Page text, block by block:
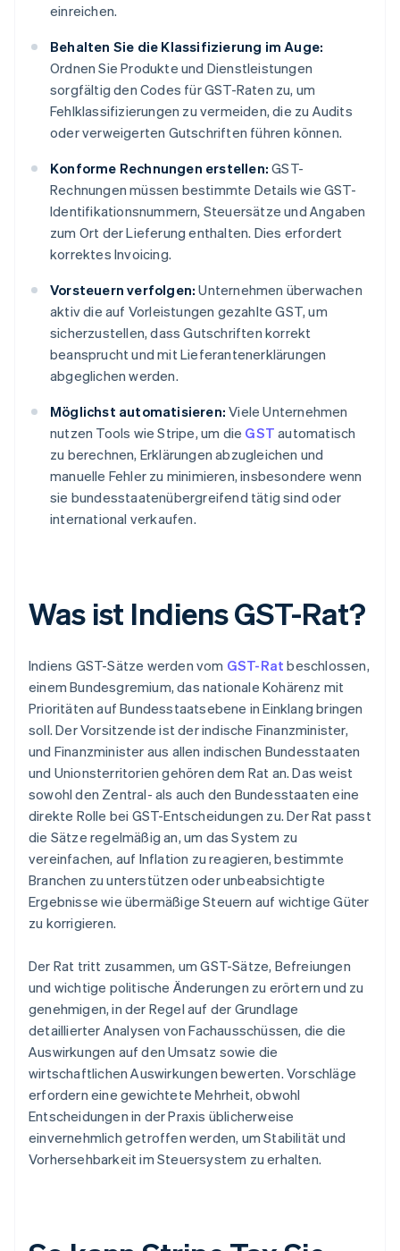
einreichen.
Behalten Sie die Klassifizierung im Auge:
Ordnen Sie Produkte und Dienstleistungen
sorgfältig den Codes für GST-Raten zu, um
Fehlklassifizierungen zu vermeiden, die zu Audits
oder verweigerten Gutschriften führen können.
Konforme Rechnungen erstellen: GST-
Rechnungen müssen bestimmte Details wie GST-
Identifikationsnummern, Steuersätze und Angaben
zum Ort der Lieferung enthalten. Dies erfordert
korrektes Invoicing.
Vorsteuern verfolgen: Unternehmen überwachen
aktiv die auf Vorleistungen gezahlte GST, um
sicherzustellen, dass Gutschriften korrekt
beansprucht und mit Lieferantenerklärungen
abgeglichen werden.
Möglichst automatisieren: Viele Unternehmen
nutzen Tools wie Stripe, um die GST automatisch
zu berechnen, Erklärungen abzugleichen und
manuelle Fehler zu minimieren, insbesondere wenn
sie bundesstaatenübergreifend tätig sind oder
international verkaufen.
Was ist Indiens GST-Rat?
Indiens GST-Sätze werden vom GST-Rat beschlossen,
einem Bundesgremium, das nationale Kohärenz mit
Prioritäten auf Bundesstaatsebene in Einklang bringen
soll. Der Vorsitzende ist der indische Finanzminister,
und Finanzminister aus allen indischen Bundesstaaten
und Unionsterritorien gehören dem Rat an. Das weist
sowohl den Zentral- als auch den Bundesstaaten eine
direkte Rolle bei GST-Entscheidungen zu. Der Rat passt
die Sätze regelmäßig an, um das System zu
vereinfachen, auf Inflation zu reagieren, bestimmte
Branchen zu unterstützen oder unbeabsichtigte
Ergebnisse wie übermäßige Steuern auf wichtige Güter
zu korrigieren.
Der Rat tritt zusammen, um GST-Sätze, Befreiungen
und wichtige politische Änderungen zu erörtern und zu
genehmigen, in der Regel auf der Grundlage
detaillierter Analysen von Fachausschüssen, die die
Auswirkungen auf den Umsatz sowie die
wirtschaftlichen Auswirkungen bewerten. Vorschläge
erfordern eine gewichtete Mehrheit, obwohl
Entscheidungen in der Praxis üblicherweise
einvernehmlich getroffen werden, um Stabilität und
Vorhersehbarkeit im Steuersystem zu erhalten.